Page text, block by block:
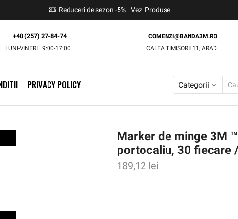
Reduceri de sezon -5% Vezi Produse
+40 (257) 27-84-74
LUNI-VINERI | 9:00-17:00
COMENZI@BANDA3M.RO
CALEA TIMISORII 11, ARAD
PRIVACY POLICY Categorii
Marker de minge 3M
portocaliu, 30 fiecare
189,12 lei